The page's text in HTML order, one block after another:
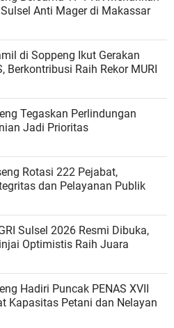
Anti Mager di Makassar
di Soppeng Ikut Gerakan
Berkontribusi Raih Rekor MURI
Tegaskan Perlindungan
Jadi Prioritas
Rotasi 222 Pejabat,
dan Pelayanan Publik
Sulsel 2026 Resmi Dibuka,
Optimistis Raih Juara
Hadiri Puncak PENAS XVII
Kapasitas Petani dan Nelayan